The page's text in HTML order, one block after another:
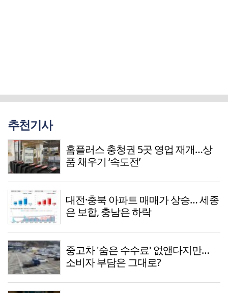
추천기사
홈플러스 충청권 5곳 영업 재개…상
품 채우기 ‘속도전’
대전·충북 아파트 매매가 상승… 세종
은 보합, 충남은 하락
중고차 '숨은 수수료' 없앤다지만…
소비자 부담은 그대로?